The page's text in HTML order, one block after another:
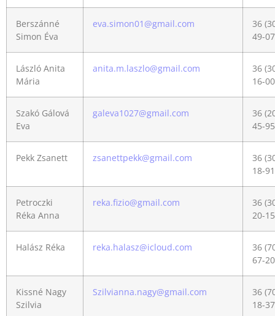
Berszánné
Simon Éva
eva.simon01@gmail.com
36
49-07
László Anita
Mária
anita.m.laszlo@gmail.com
36
16-00
Szakó Gálová
Eva
galeva1027@gmail.com
36
45-95
Pekk Zsanett zsanettpekk@gmail.com
36
18-91
Petroczki
Réka Anna
reka.fizio@gmail.com
36
20-15
Halász Réka reka.halasz@icloud.com
36
67-20
Kissné Nagy
Szilvia
Szilvianna.nagy@gmail.com
36
18-37